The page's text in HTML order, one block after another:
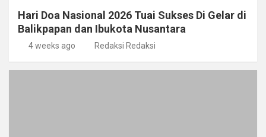
Hari Doa Nasional 2026 Tuai Sukses Di Gelar di
Balikpapan dan Ibukota Nusantara
4 weeks ago Redaksi Redaksi